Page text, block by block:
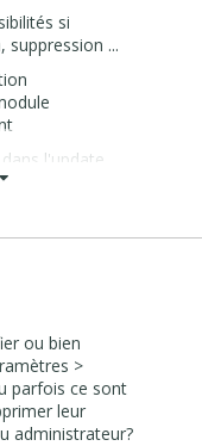
si
...
l'update
en compte par
et la loi
non !
ou bien
>
parfois ce sont
leur
administrateur?